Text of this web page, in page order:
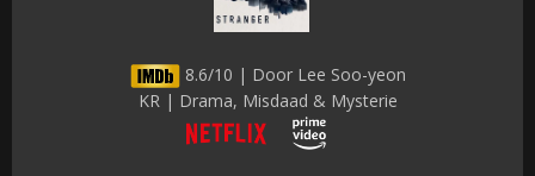
8.6/10 | Door Lee Soo-yeon
KR | Drama, Misdaad & Mysterie